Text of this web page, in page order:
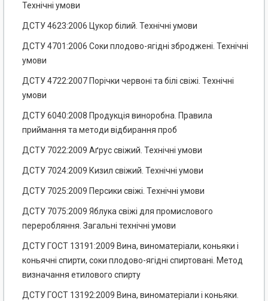
Технічні умови
ДСТУ 4623:2006 Цукор білий. Технічні умови
ДСТУ 4701:2006 Соки плодово-ягідні зброджені. Технічні
умови
ДСТУ 4722:2007 Порічки червоні та білі свіжі. Технічні
умови
ДСТУ 6040:2008 Продукція виноробна. Правила
приймання та методи відбирання проб
ДСТУ 7022:2009 Аґрус свіжий. Технічні умови
ДСТУ 7024:2009 Кизил свіжий. Технічні умови
ДСТУ 7025:2009 Персики свіжі. Технічні умови
ДСТУ 7075:2009 Яблука свіжі для промислового
переробляння. Загальні технічні умови
ДСТУ ГОСТ 13191:2009 Вина, виноматеріали, коньяки і
коньячні спирти, соки плодово-ягідні спиртовані. Метод
визначання етилового спирту
ДСТУ ГОСТ 13192:2009 Вина, виноматеріали і коньяки.